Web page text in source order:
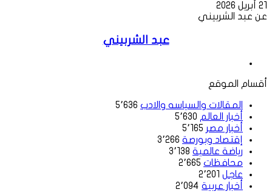
21 أبريل 2026
عن عبد الشربيني
عبد الشربيني
أقسام الموقع
المقالات والسياسه والادب 5٬636
أخبار العالم 5٬630
أخبار مصر 5٬165
إقتصاد وبورصة 3٬266
رياضة عالمية 3٬138
محافظات 2٬665
عاجل 2٬201
أخبار عربية 2٬094